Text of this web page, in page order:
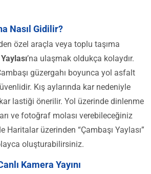
Nasıl Gidilir?
özel araçla veya toplu taşıma
’na ulaşmak oldukça kolaydır.
güzergahı boyunca yol asfalt
Kış aylarında kar nedeniyle
lastiği önerilir. Yol üzerinde dinlenme
ve fotoğraf molası verebileceğiniz
Haritalar üzerinden “Çambaşı Yaylası”
oluşturabilirsiniz.
Kamera Yayını